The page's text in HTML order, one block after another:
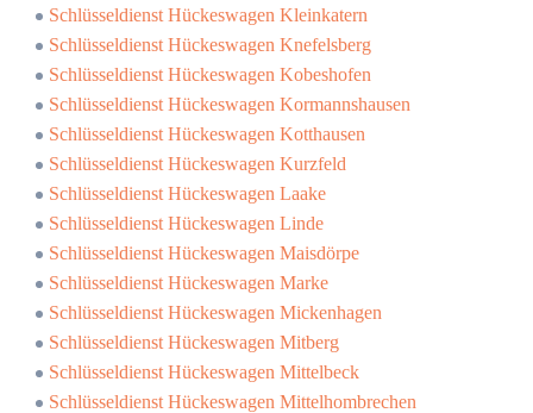
Schlüsseldienst Hückeswagen Kleinkatern
Schlüsseldienst Hückeswagen Knefelsberg
Schlüsseldienst Hückeswagen Kobeshofen
Schlüsseldienst Hückeswagen Kormannshausen
Schlüsseldienst Hückeswagen Kotthausen
Schlüsseldienst Hückeswagen Kurzfeld
Schlüsseldienst Hückeswagen Laake
Schlüsseldienst Hückeswagen Linde
Schlüsseldienst Hückeswagen Maisdörpe
Schlüsseldienst Hückeswagen Marke
Schlüsseldienst Hückeswagen Mickenhagen
Schlüsseldienst Hückeswagen Mitberg
Schlüsseldienst Hückeswagen Mittelbeck
Schlüsseldienst Hückeswagen Mittelhombrechen